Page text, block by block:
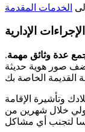
الخدمات المقدمة
الإجراءات الإدارية
عدة وثائق مهمة.
صور هوية حديثة
وتأشيرة الإقامة
خلال شهرين من